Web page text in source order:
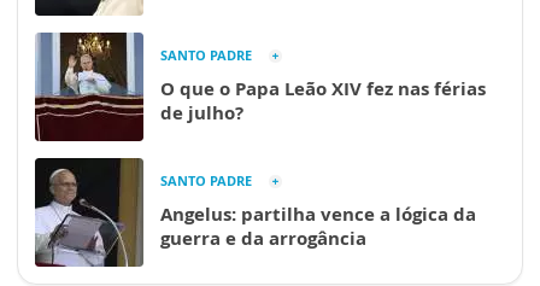
SANTO PADRE
O que o Papa Leão XIV fez nas férias
de julho?
SANTO PADRE
Angelus: partilha vence a lógica da
guerra e da arrogância